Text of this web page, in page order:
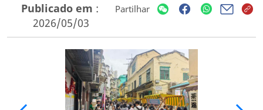
Publicado em :
2026/05/03
Partilhar